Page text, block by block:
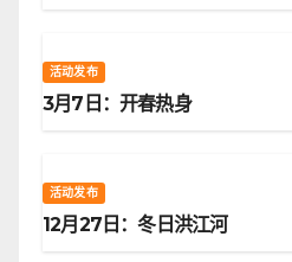
活动发布
3月7日：开春热身
活动发布
12月27日：冬日洪江河